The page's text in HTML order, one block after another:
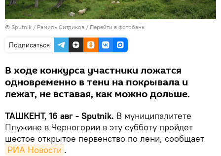
© Sputnik / Рамиль Ситдиков / Перейти в фотобанк
Подписаться
В ходе конкурса участники ложатся
одновременно в тени на покрывала и
лежат, не вставая, как можно дольше.
ТАШКЕНТ, 16 авг - Sputnik. В муниципалитете
Плужине в Черногории в эту субботу пройдет
шестое открытое первенство по лени, сообщает
РИА Новости .